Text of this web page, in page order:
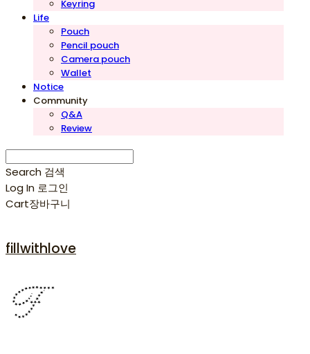
Keyring
Life
Pouch
Pencil pouch
Camera pouch
Wallet
Notice
Community
Q&A
Review
Search 검색
Log In 로그인
Cart장바구니
fillwithlove